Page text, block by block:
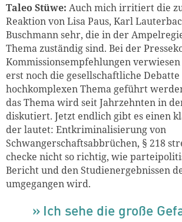
Taleo Stüwe: Auch mich irritiert die
Reaktion von Lisa Paus, Karl
Buschmann sehr, die in der
Thema zuständig sind. Bei der
Kommissionsempfehlungen verwiesen
erst noch die gesellschaftliche Debatte
hochkomplexen Thema geführt
das Thema wird seit Jahrzehnten in
diskutiert. Jetzt endlich gibt es einen
der lautet: Entkriminalisierung von
Schwangerschaftsabbrüchen, § 218
checke nicht so richtig, wie
Bericht und den Studienergebnissen
umgegangen wird.
Ich sehe die große